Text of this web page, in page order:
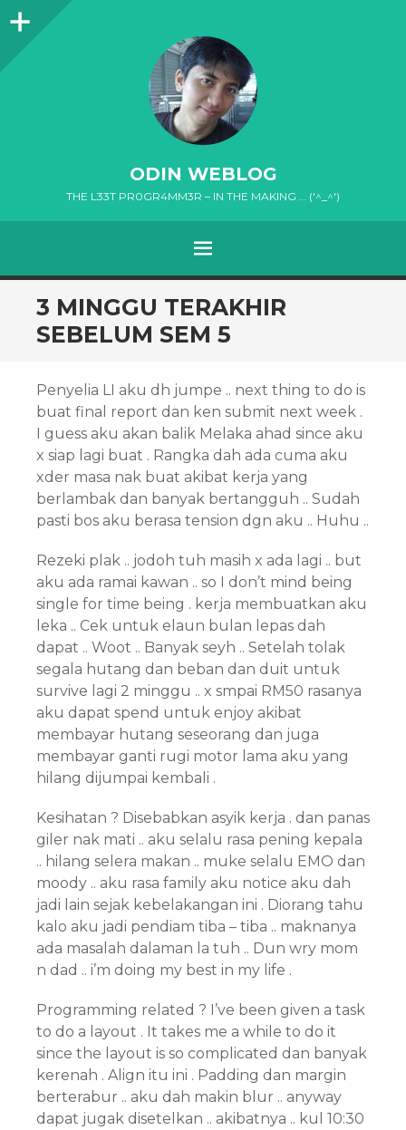
Sidebar
ODIN WEBLOG
THE L33T PR0GR4MM3R – IN THE MAKING … ('^_^')
MENU
SKIP
TO
CONTENT
3 MINGGU TERAKHIR
SEBELUM SEM 5
Penyelia LI aku dh jumpe .. next thing to do is
buat final report dan ken submit next week .
I guess aku akan balik Melaka ahad since aku
x siap lagi buat . Rangka dah ada cuma aku
xder masa nak buat akibat kerja yang
berlambak dan banyak bertangguh .. Sudah
pasti bos aku berasa tension dgn aku .. Huhu ..
Rezeki plak .. jodoh tuh masih x ada lagi .. but
aku ada ramai kawan .. so I don’t mind being
single for time being . kerja membuatkan aku
leka .. Cek untuk elaun bulan lepas dah
dapat .. Woot .. Banyak seyh .. Setelah tolak
segala hutang dan beban dan duit untuk
survive lagi 2 minggu .. x smpai RM50 rasanya
aku dapat spend untuk enjoy akibat
membayar hutang seseorang dan juga
membayar ganti rugi motor lama aku yang
hilang dijumpai kembali .
Kesihatan ? Disebabkan asyik kerja . dan panas
giler nak mati .. aku selalu rasa pening kepala
.. hilang selera makan .. muke selalu EMO dan
moody .. aku rasa family aku notice aku dah
jadi lain sejak kebelakangan ini . Diorang tahu
kalo aku jadi pendiam tiba – tiba .. maknanya
ada masalah dalaman la tuh .. Dun wry mom
n dad .. i’m doing my best in my life .
Programming related ? I’ve been given a task
to do a layout . It takes me a while to do it
since the layout is so complicated dan banyak
kerenah . Align itu ini . Padding dan margin
berterabur .. aku dah makin blur .. anyway
dapat jugak disetelkan .. akibatnya .. kul 10:30